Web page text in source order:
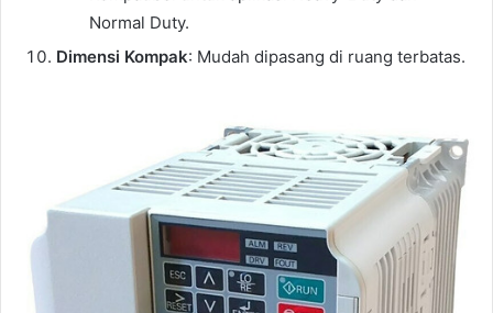
Normal Duty.
Dimensi Kompak: Mudah dipasang di ruang terbatas.